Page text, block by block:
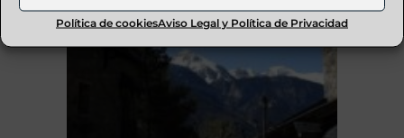
Política de cookiesAviso Legal y Política de Privacidad